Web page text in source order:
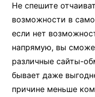
Не спешите
возможности в
если нет
напрямую, вы
различные сайты-
бывает даже
причине меньше